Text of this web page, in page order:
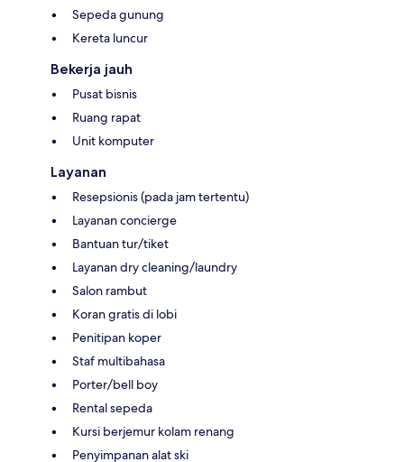
Sepeda gunung
Kereta luncur
Bekerja jauh
Pusat bisnis
Ruang rapat
Unit komputer
Layanan
Resepsionis (pada jam tertentu)
Layanan concierge
Bantuan tur/tiket
Layanan dry cleaning/laundry
Salon rambut
Koran gratis di lobi
Penitipan koper
Staf multibahasa
Porter/bell boy
Rental sepeda
Kursi berjemur kolam renang
Penyimpanan alat ski